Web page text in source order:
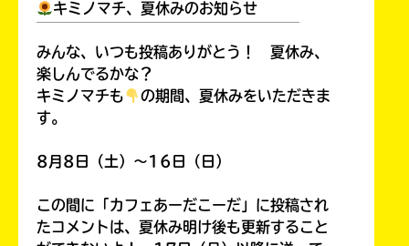
キミノマチ、夏休みのお知らせ
みんな、いつも投稿ありがとう！ 夏休み、
楽しんでるかな？
キミノマチも
の期間、夏休みをいただきま
す。
8月8日（土）～16日（日）
この間に「カフェあーだこーだ」に投稿され
たコメントは、夏休み明け後も更新すること